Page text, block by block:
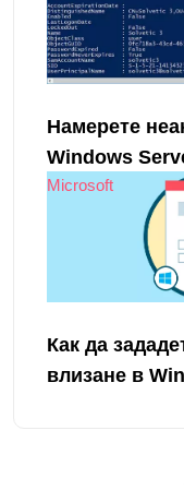
Намерете
Windows
Microsoft
Как да
влизане в